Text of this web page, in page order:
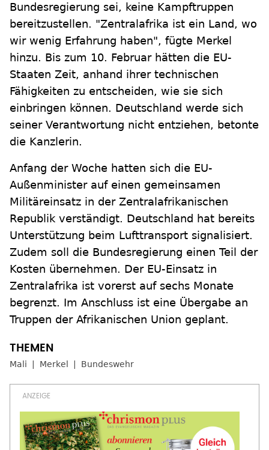
Bundesregierung sei, keine Kampftruppen
bereitzustellen. "Zentralafrika ist ein Land, wo
wir wenig Erfahrung haben", fügte Merkel
hinzu. Bis zum 10. Februar hätten die EU-
Staaten Zeit, anhand ihrer technischen
Fähigkeiten zu entscheiden, wie sie sich
einbringen können. Deutschland werde sich
seiner Verantwortung nicht entziehen, betonte
die Kanzlerin.
Anfang der Woche hatten sich die EU-
Außenminister auf einen gemeinsamen
Militäreinsatz in der Zentralafrikanischen
Republik verständigt. Deutschland hat bereits
Unterstützung beim Lufttransport signalisiert.
Zudem soll die Bundesregierung einen Teil der
Kosten übernehmen. Der EU-Einsatz in
Zentralafrika ist vorerst auf sechs Monate
begrenzt. Im Anschluss ist eine Übergabe an
Truppen der Afrikanischen Union geplant.
Mali Merkel Bundeswehr